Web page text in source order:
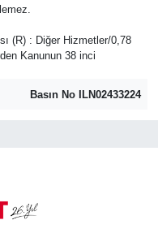
(R) : Diğer Hizmetler/0,78
Kanunun 38 inci
Basın No ILN02433224